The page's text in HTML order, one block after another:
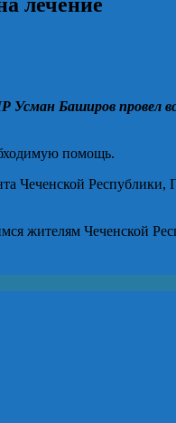
Усман Баширов провел
помощь.
Чеченской
жителям Чеченской